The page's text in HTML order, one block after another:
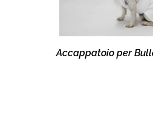
Accappatoio per